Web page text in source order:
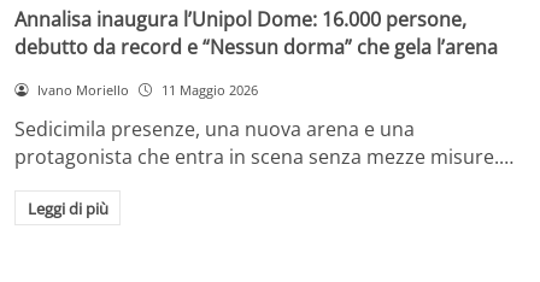
Annalisa inaugura l’Unipol Dome: 16.000 persone,
debutto da record e “Nessun dorma” che gela l’arena
Ivano Moriello 11 Maggio 2026
Sedicimila presenze, una nuova arena e una
protagonista che entra in scena senza mezze misure.…
Leggi di più